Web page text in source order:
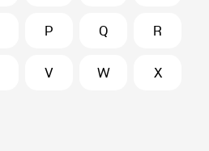
P Q R
V W X